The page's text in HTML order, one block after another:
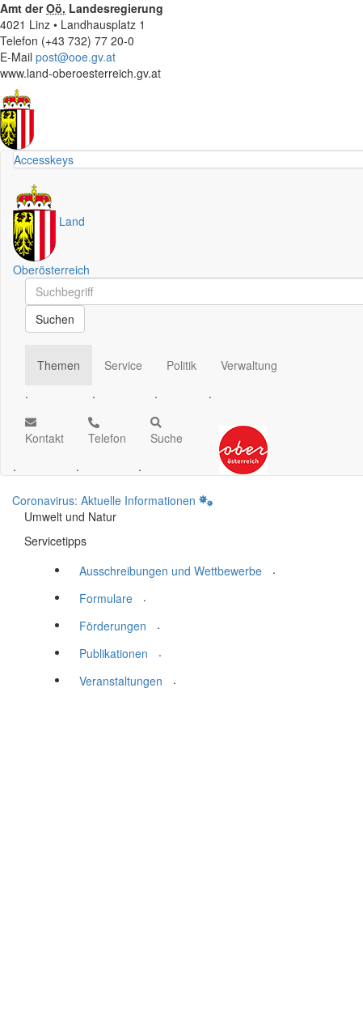
Amt derOö. Landesregierung
4021 Linz • Landhausplatz 1
Telefon (+43 732) 77 20-0
E-Mail post@ooe.gv.at
www.land-oberoesterreich.gv.at
Accesskeys
Land
Oberösterreich
Schnellsuche
Schnellsuche
Suchen
Themen
.
Service
.
Politik
.
Verwaltung
.
Kontakt
.
Telefon
.
Suche
.
Coronavirus: Aktuelle Informationen
Umwelt und Natur
Servicetipps
Ausschreibungen und Wettbewerbe
.
Formulare
.
Förderungen
.
Publikationen
.
Veranstaltungen
.